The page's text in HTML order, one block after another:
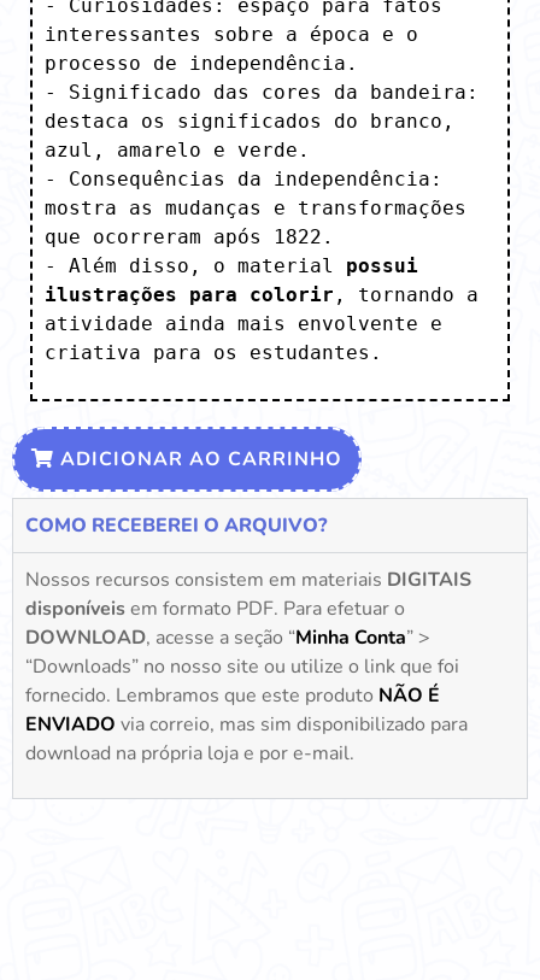
- Curiosidades: espaço para fatos
interessantes sobre a época e o
processo de independência.
- Significado das cores da bandeira:
destaca os significados do branco,
azul, amarelo e verde.
- Consequências da independência:
mostra as mudanças e transformações
que ocorreram após 1822.
- Além disso, o material possui
ilustrações para colorir , tornando a
atividade ainda mais envolvente e
criativa para os estudantes.
ADICIONAR AO CARRINHO
COMO RECEBEREI O ARQUIVO?
Nossos recursos consistem em materiais DIGITAIS
disponíveisem formato PDF. Para efetuar o
DOWNLOAD, acesse a seção “Minha Conta” >
“Downloads” no nosso site ou utilize o link que foi
fornecido. Lembramos que este produto NÃO É
ENVIADO via correio, mas sim disponibilizado para
download na própria loja e por e-mail.